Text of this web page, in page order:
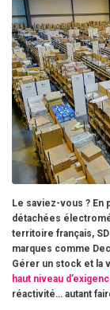
Le saviez-vous ? En
détachées
territoire français,
marques comme
Gérer un stock et la
haut niveau
réactivité… autant